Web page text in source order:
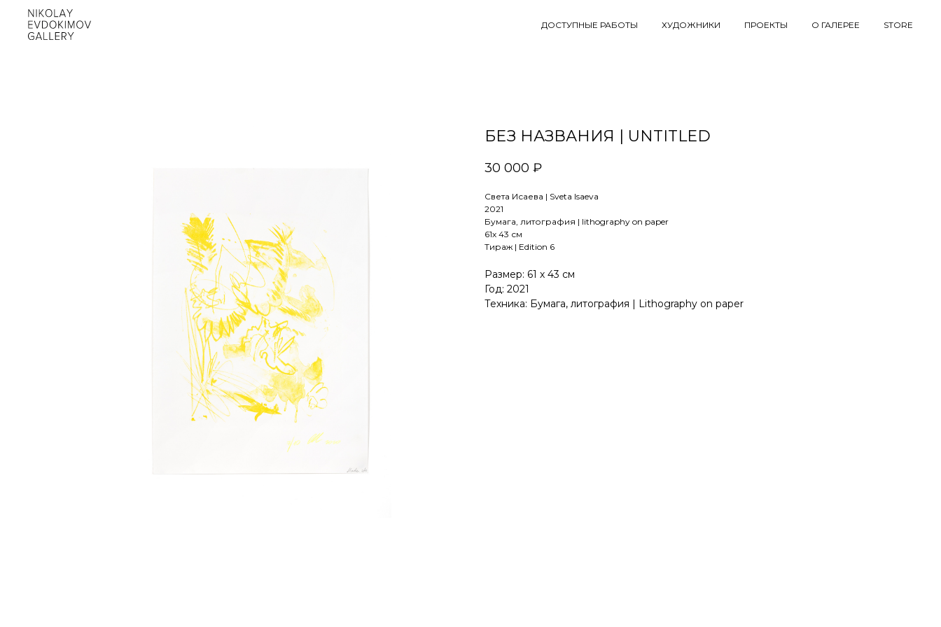
ДОСТУПНЫЕ РАБОТЫ ХУДОЖНИКИ ПРОЕКТЫ О ГАЛЕРЕЕ STORE
БЕЗ НАЗВАНИЯ | UNTITLED
30 000 ₽
Света Исаева | Sveta Isaeva
2021
Бумага, литография | lithography on paper
61х 43 см
Тираж | Edition 6
Размер: 61 х 43 см
Год: 2021
Техника: Бумага, литография | Lithography on paper